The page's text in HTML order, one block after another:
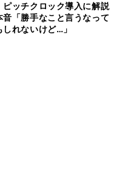
ピッチクロック導入に解説
音「勝手なこと言うなって
れないけど…」